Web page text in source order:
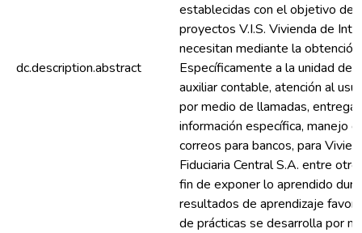
dc.description.abstract
establecidas con el objetivo de
proyectos V.I.S. Vivienda de
necesitan mediante la
Específicamente a la unidad de
auxiliar contable, atención al
por medio de llamadas,
información específica, manejo
correos para bancos, para
Fiduciaria Central S.A. entre
fin de exponer lo aprendido
resultados de aprendizaje
de prácticas se desarrolla por